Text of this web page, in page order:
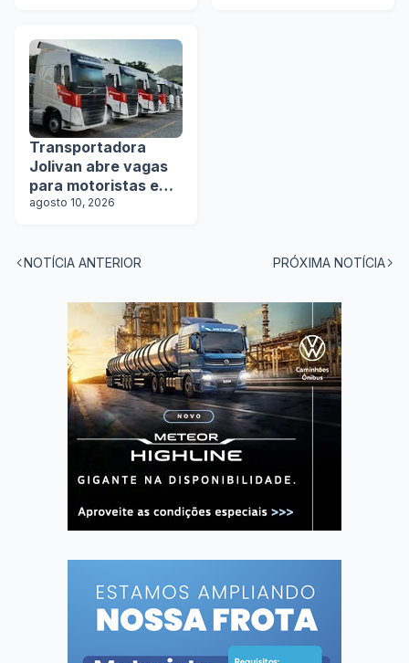
Transportadora
Jolivan abre vagas
para motoristas em
5 estados
agosto 10, 2026
NOTÍCIA ANTERIOR PRÓXIMA NOTÍCIA